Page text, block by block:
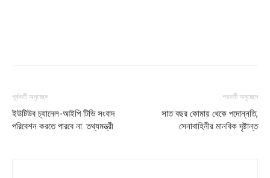
পূর্ববর্তী অনুচ্ছেদ
ইউটিউব চ্যানেল-আইপি টিভি সংবাদ
পরিবেশন করতে পারবে না: তথ্যমন্ত্রী
পরবর্তী অনুচ্ছেদ
সাত বছর কোমায় থেকে পদোন্নতি,
সেনাবাহিনীর মানবিক দৃষ্টান্ত